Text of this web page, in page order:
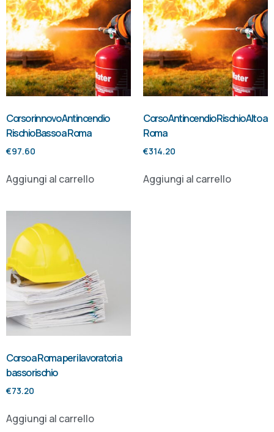
Corso rinnovo Antincendio
Rischio Basso a Roma
€97.60
Aggiungi al carrello
Corso Antincendio Rischio Alto a
Roma
€314.20
Aggiungi al carrello
Corso a Roma per i lavoratori a
basso rischio
€73.20
Aggiungi al carrello